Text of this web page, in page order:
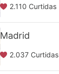
2.110 Curtidas
Madrid
2.037 Curtidas